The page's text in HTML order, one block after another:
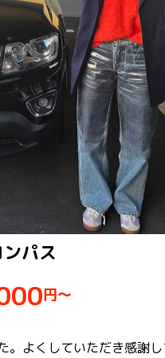
パス
円～
。よくしていただき感謝